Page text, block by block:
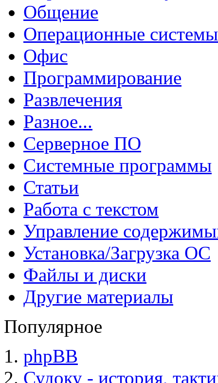
Общение
Операционные системы
Офис
Программирование
Развлечения
Разное...
Серверное ПО
Системные программы
Статьи
Работа с текстом
Управление
Установка/Загрузка ОС
Файлы и диски
Другие материалы
Популярное
phpBB
Судоку - история,